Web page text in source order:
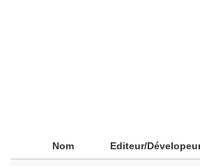
Nom Editeur/